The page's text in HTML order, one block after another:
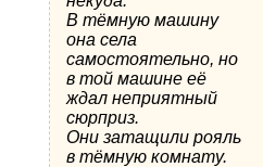
В тёмную машину
она села
самостоятельно, но
в той машине её
ждал неприятный
сюрприз.
Они затащили рояль
в тёмную комнату.